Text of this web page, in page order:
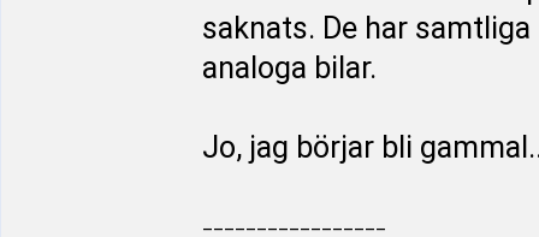
saknats. De har
analoga bilar.
Jo, jag börjar bli